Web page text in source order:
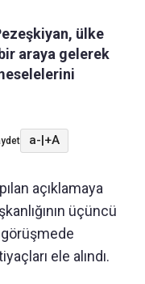
ülke
araya gelerek
a-|+A
açıklamaya
üçüncü
ele alındı.